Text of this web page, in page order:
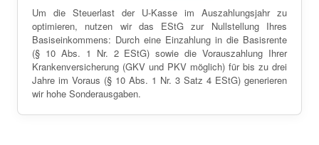
Um die Steuerlast der U-Kasse im Auszahlungsjahr zu
optimieren, nutzen wir das EStG zur Nullstellung Ihres
Basiseinkommens: Durch eine Einzahlung in die Basisrente
(§ 10 Abs. 1 Nr. 2 EStG) sowie die Vorauszahlung Ihrer
Krankenversicherung (GKV und PKV möglich) für bis zu drei
Jahre im Voraus (§ 10 Abs. 1 Nr. 3 Satz 4 EStG) generieren
wir hohe Sonderausgaben.